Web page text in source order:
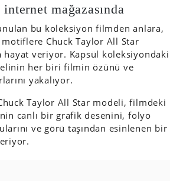
mağazasında
bu koleksiyon filmden anlara,
Chuck Taylor All Star
hayat veriyor. Kapsül koleksiyondaki
her biri filmin özünü ve
yakalıyor.
Taylor All Star modeli, filmdeki
canlı bir grafik desenini, folyo
ve görü taşından esinlenen bir